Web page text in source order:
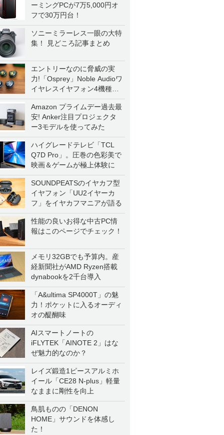
ーミングPCが7万5,000円オ
フで30万円台！
ソニーミラーレス一眼の大特
集！ 見どころ記事まとめ
エントリーなのに脅威の実
力!「Osprey」Noble Audioワ
イヤレスイヤフォン4機種を
一気に聴く
Amazon プライムデー過去最
安! Anker注目プロジェクタ
ー3モデルを使ってみた
ハイグレードテレビ「TCL
Q7D Pro」。圧巻の色彩美で
映画＆ゲームが極上体験に
SOUNDPEATSのイヤカフ型
イヤフォン「UU2イヤーカ
フ」をイヤカフマニアが語る
性能の良いお得な中古PC情
報はこのページでチェック！
メモリ32GBでも予算内。産
経新聞社がAMD Ryzen搭載
dynabookを2千台導入
「A&ultima SP4000T」の魅
力！ポケットに入るオーディ
オの醍醐味
AIスマートノートの
iFLYTEK「AINOTE 2」はな
ぜ魅力的なのか？
レイズ鍛造1ピースアルミホ
イール「CE28 N-plus」軽量
なままに剛性を向上
鳥肌ものの「DENON
HOME」サウンドを体感し
た！